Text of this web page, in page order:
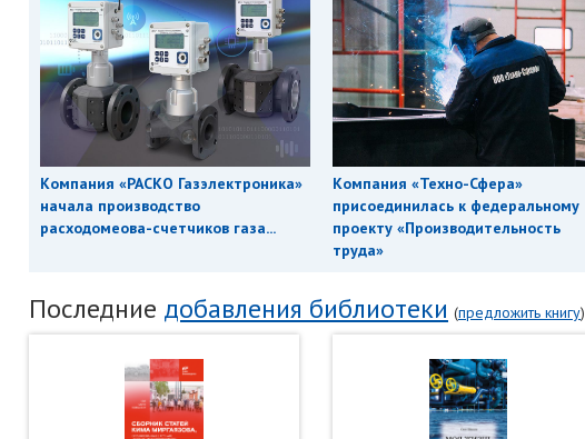
Компания «РАСКО Газэлектроника»
начала производство
расходомеова-счетчиков газа...
Компания «Техно-Сфера»
присоединилась к федеральному
проекту «Производительность
труда»
Последние добавления библиотеки (предложить книгу)